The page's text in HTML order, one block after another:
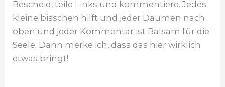
Bescheid, teile Links und kommentiere. Jedes
kleine bisschen hilft und jeder Daumen nach
oben und jeder Kommentar ist Balsam für die
Seele. Dann merke ich, dass das hier wirklich
etwas bringt!